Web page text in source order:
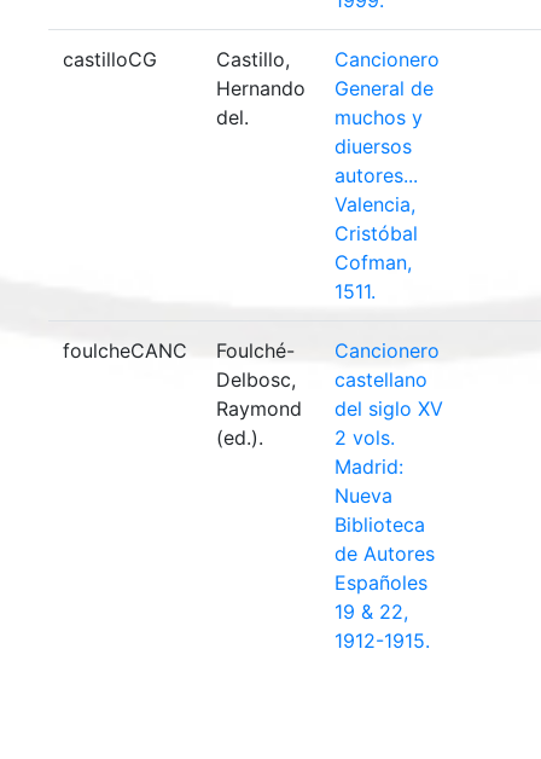
castilloCG
Castillo,
Hernando
del.
Cancionero
General de
muchos y
diuersos
autores...
Valencia,
Cristóbal
Cofman,
1511.
foulcheCANC
Foulché-
Delbosc,
Raymond
(ed.).
Cancionero
castellano
del siglo XV
2 vols.
Madrid:
Nueva
Biblioteca
de Autores
Españoles
19 & 22,
1912-1915.